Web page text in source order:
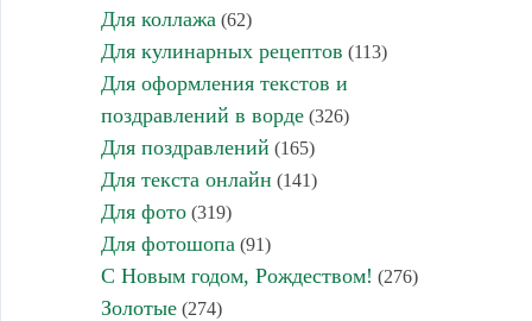
Для коллажа (62)
Для кулинарных рецептов (113)
Для оформления текстов и
поздравлений в ворде(326)
Для поздравлений (165)
Для текста онлайн (141)
Для фото(319)
Для фотошопа (91)
С Новым годом, Рождеством! (276)
Золотые(274)